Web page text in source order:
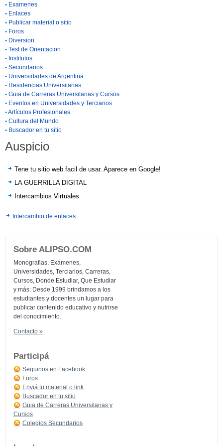
• Examenes
• Enlaces
• Publicar material o sitio
• Foros
• Diversion
• Test de Orientacion
• Institutos
• Secundarios
• Universidades de Argentina
• Residencias Universitarias
• Guia de Carreras Universitarias y Cursos
• Eventos en Universidades y Terciarios
•Artículos Profesionales
• Cultura del Mundo
• Buscador en tu sitio
Auspicio
Tene tu sitio web facil de usar. Aparece en Google!
LA GUERRILLA DIGITAL
Intercambios Virtuales
Intercambio de enlaces
Sobre ALIPSO.COM
Monografias, Exámenes,
Universidades, Terciarios, Carreras,
Cursos, Donde Estudiar, Que Estudiar
y más: Desde 1999 brindamos a los
estudiantes y docentes un lugar para
publicar contenido educativo y nutrirse
del conocimiento.
Contacto »
Participá
Seguinos en Facebook
Foros
Enviá tu material o link
Buscador en tu sitio
Guia de Carreras Universitarias y
Cursos
Colegios Secundarios